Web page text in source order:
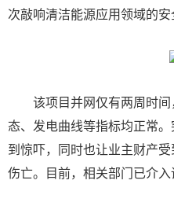
次敲响清洁能源应用领域的安
该项目并网仅有两周时
态、发电曲线等指标均正常
到惊吓，同时也让业主财产
伤亡。目前，相关部门已介入